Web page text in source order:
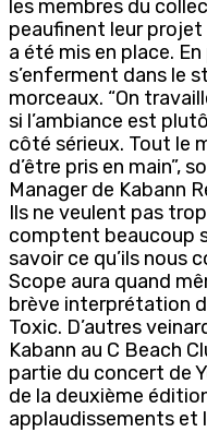
les membres du
peaufinent leur projet
a été mis en place.
s’enferment dans le
morceaux. “On
si l’ambiance est
côté sérieux. Tout le
d’être pris en main”,
Manager de Kabann
Ils ne veulent pas
comptent beaucoup
savoir ce qu’ils nous
Scope aura quand
brève interprétation
Toxic. D’autres
Kabann au C Beach
partie du concert de
de la deuxième
applaudissements et